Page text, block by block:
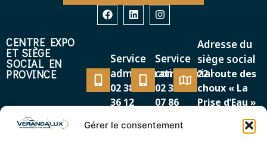
Gérer le consentement
CENTRE EXPO
ET SIÈGE
SOCIAL EN
PROVINCE
Service
administratif
02 38 38
36 12
Service
commercial
02 38 38
07 86
Adresse du
siège social
22 route des
choux « La
Prise d’Eau »
45500 GIEN